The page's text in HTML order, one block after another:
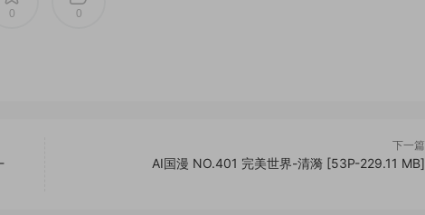
0 0
下一篇
AI国漫 NO.401 完美世界-清漪 [53P-229.11 MB]